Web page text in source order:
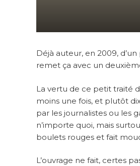
Déjà auteur, en 2009,
remet ça avec un
La vertu de ce petit traité
moins une fois, et plutôt
par les journalistes ou les
n’importe quoi, mais
boulets rouges et fait
L’ouvrage ne fait, certes